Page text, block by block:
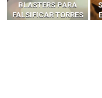
SE CONVIRTIERON
EN LA SUPERFICIE